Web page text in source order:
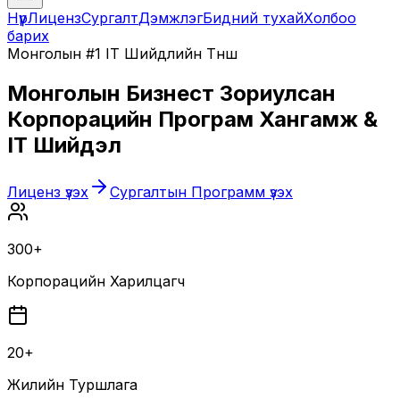
НүүрЛицензСургалтДэмжлэгБидний тухайХолбоо
барих
Монголын #1 IT Шийдлийн Түнш
Монголын Бизнест Зориулсан
Корпорацийн Програм Хангамж &
IT Шийдэл
Лиценз үзэх Сургалтын Программ үзэх
300+
Корпорацийн Харилцагч
20+
Жилийн Туршлага